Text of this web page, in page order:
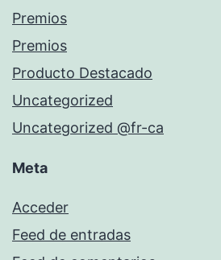
Premios
Premios
Producto Destacado
Uncategorized
Uncategorized @fr-ca
Meta
Acceder
Feed de entradas